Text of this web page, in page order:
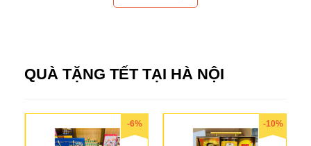
QUÀ TẶNG TẾT TẠI HÀ NỘI
-6% -10%